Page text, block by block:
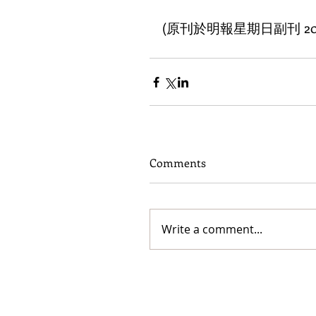
(原刊於明報星期日副刊
Comments
Write a comment...